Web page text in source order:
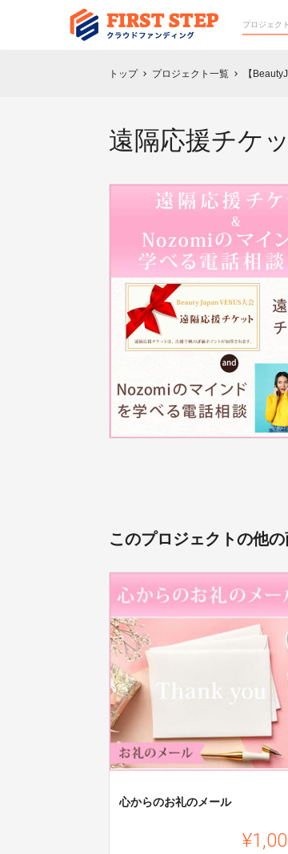
トップ chevron_right プロジェクト一覧 chevron_right 【
遠隔応援チケ
このプロジェクトの他
心からのお礼のメール